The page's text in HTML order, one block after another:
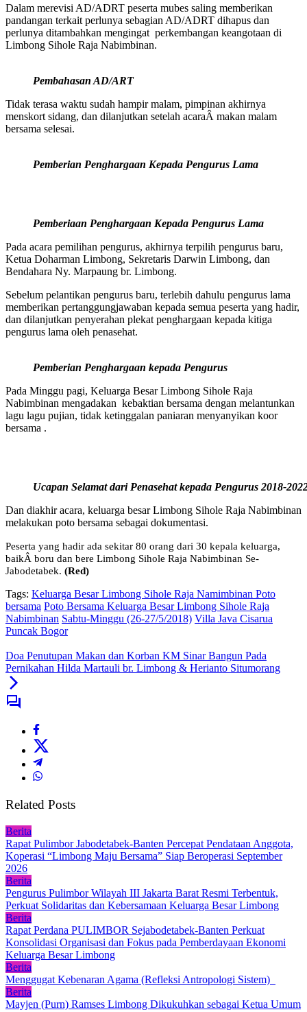
Dalam merevisi AD/ADRT peserta mubes saling memberikan
pandangan terkait perlunya sebagian AD/ADRT dihapus dan
perlunya ditambahkan mengingat perkembangan keangotaan di
Limbong Sihole Raja Nabimbinan.
Pembahasan AD/ART
Tidak terasa waktu sudah hampir malam, pimpinan akhirnya
menskort sidang, dan dilanjutkan setelah acaraÂ makan malam
bersama selesai.
Pemberian Penghargaan Kepada Pengurus Lama
Pemberiaan Penghargaan Kepada Pengurus Lama
Pada acara pemilihan pengurus, akhirnya terpilih pengurus baru,
Ketua Doharman Limbong, Sekretaris Darwin Limbong, dan
Bendahara Ny. Marpaung br. Limbong.
Sebelum pelantikan pengurus baru, terlebih dahulu pengurus lama
memberikan pertanggungjawaban kepada semua peserta yang hadir,
dan dilanjutkan penyerahan plekat penghargaan kepada kitiga
pengurus lama oleh penasehat.
Pemberian Penghargaan kepada Pengurus
Pada Minggu pagi, Keluarga Besar Limbong Sihole Raja
Nabimbinan mengadakan kebaktian bersama dengan melantunkan
lagu lagu pujian, tidak ketinggalan paniaran menyanyikan koor
bersama .
Ucapan Selamat dari Penasehat kepada Pengurus 2018-
Dan diakhir acara, keluarga besar Limbong Sihole Raja Nabimbinan
melakukan poto bersama sebagai dokumentasi.
Peserta yang hadir ada sekitar 80 orang dari 30 kepala keluarga,
baikÂ boru dan bere Limbong Sihole Raja Nabimbinan Se-
Jabodetabek. (Red)
Tags: Keluarga Besar Limbong Sihole Raja Namimbinan Poto
bersama Poto Bersama Keluarga Besar Limbong Sihole Raja
Nabimbinan Sabtu-Minggu (26-27/5/2018) Villa Java Cisarua
Puncak Bogor
Doa Penutupan Makan dan Korban KM Sinar Bangun Pada
Pernikahan Hilda Martauli br. Limbong & Herianto Situmorang
Related Posts
Berita
Rapat Pulimbor Jabodetabek-Banten Percepat Pendataan Anggota,
Koperasi “Limbong Maju Bersama” Siap Beroperasi September
2026
Berita
Pengurus Pulimbor Wilayah III Jakarta Barat Resmi Terbentuk,
Perkuat Solidaritas dan Kebersamaan Keluarga Besar Limbong
Berita
Rapat Perdana PULIMBOR Sejabodetabek-Banten Perkuat
Konsolidasi Organisasi dan Fokus pada Pemberdayaan Ekonomi
Keluarga Besar Limbong
Berita
Menggugat Kebenaran Agama (Refleksi Antropologi Sistem)
Berita
Mayjen (Purn) Ramses Limbong Dikukuhkan sebagai Ketua Umum